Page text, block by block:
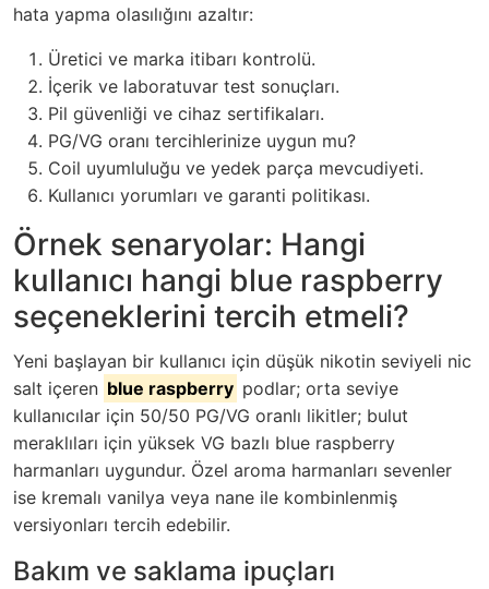
hata yapma olasılığını azaltır:
Üretici ve marka itibarı kontrolü.
İçerik ve laboratuvar test sonuçları.
Pil güvenliği ve cihaz sertifikaları.
PG/VG oranı tercihlerinize uygun mu?
Coil uyumluluğu ve yedek parça mevcudiyeti.
Kullanıcı yorumları ve garanti politikası.
Örnek senaryolar: Hangi
kullanıcı hangi blue raspberry
seçeneklerini tercih etmeli?
Yeni başlayan bir kullanıcı için düşük nikotin seviyeli nic
salt içeren blue raspberry podlar; orta seviye
kullanıcılar için 50/50 PG/VG oranlı likitler; bulut
meraklıları için yüksek VG bazlı blue raspberry
harmanları uygundur. Özel aroma harmanları sevenler
ise kremalı vanilya veya nane ile kombinlenmiş
versiyonları tercih edebilir.
Bakım ve saklama ipuçları